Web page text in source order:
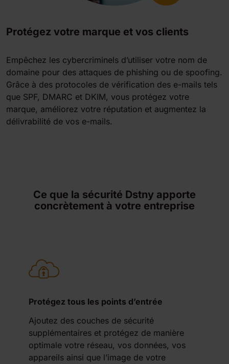
Protégez votre marque et vos clients
Empêchez les cybercriminels d’utiliser votre nom de
domaine pour des attaques de phishing ou de spoofing.
Grâce à des protocoles de vérification des e-mails tels
que SPF, DMARC et DKIM, vous protégez votre
marque, améliorez votre réputation et augmentez la
délivrabilité de vos e-mails.
Ce que la sécurité Dstny apporte
concrètement à votre entreprise
Protégez tous les points d’entrée
Ajoutez des couches de sécurité
supplémentaires et protégez de manière
optimale votre réseau, vos données, vos
appareils ainsi que l’image de votre